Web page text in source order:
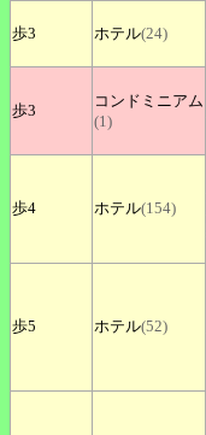
歩3 ホテル(24)
歩3
コンドミニアム
(1)
歩4 ホテル(154)
歩5 ホテル(52)